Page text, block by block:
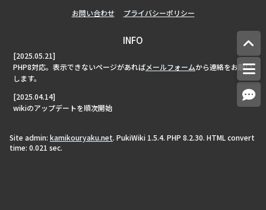
お問い合わせ プライバシーポリシー
INFO
[2025.05.21]
PHP8対応。表示できないページがあればメールフォームから連絡をお願い
します。
[2025.04.14]
wikiのアップデートを順次開始
Site admin: kamikouryaku.net. PukiWiki 1.5.4. PHP 8.2.30. HTML convert
time: 0.021 sec.